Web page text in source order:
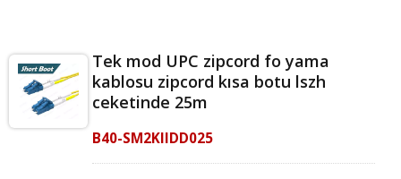
Tek mod UPC zipcord fo yama
kablosu zipcord kısa botu lszh
ceketinde 25m
B40-SM2KIIDD025